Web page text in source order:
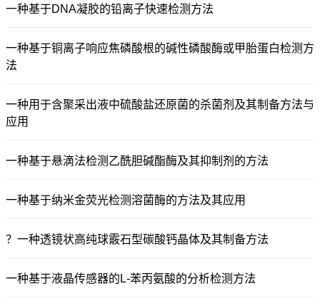
一种基于DNA凝胶的铅离子快速检测方法
一种基于铜离子响应焦磷酸根的碱性磷酸酶或甲胎蛋白检测方
法
一种用于含聚采出液中硫酸盐还原菌的杀菌剂及其制备方法与
应用
一种基于悬滴法检测乙酰胆碱酯酶及其抑制剂的方法
一种基于纳米金荧光检测溶菌酶的方法及其应用
？一种透镜状高纯球霰石型碳酸钙晶体及其制备方法
一种基于液晶传感器的L-苯丙氨酸的分析检测方法